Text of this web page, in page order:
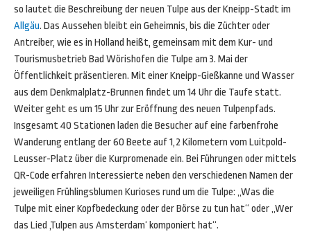
so lautet die Beschreibung der neuen Tulpe aus der Kneipp-Stadt im
Allgäu. Das Aussehen bleibt ein Geheimnis, bis die Züchter oder
Antreiber, wie es in Holland heißt, gemeinsam mit dem Kur- und
Tourismusbetrieb Bad Wörishofen die Tulpe am 3. Mai der
Öffentlichkeit präsentieren. Mit einer Kneipp-Gießkanne und Wasser
aus dem Denkmalplatz-Brunnen findet um 14 Uhr die Taufe statt.
Weiter geht es um 15 Uhr zur Eröffnung des neuen Tulpenpfads.
Insgesamt 40 Stationen laden die Besucher auf eine farbenfrohe
Wanderung entlang der 60 Beete auf 1,2 Kilometern vom Luitpold-
Leusser-Platz über die Kurpromenade ein. Bei Führungen oder mittels
QR-Code erfahren Interessierte neben den verschiedenen Namen der
jeweiligen Frühlingsblumen Kurioses rund um die Tulpe: „Was die
Tulpe mit einer Kopfbedeckung oder der Börse zu tun hat“ oder „Wer
das Lied ,Tulpen aus Amsterdam‘ komponiert hat“.